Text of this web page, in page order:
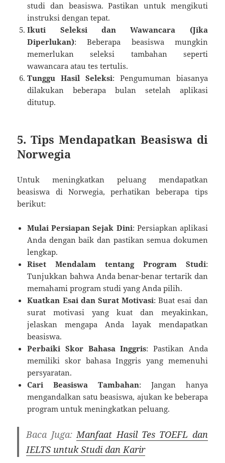
studi dan beasiswa. Pastikan untuk mengikuti
instruksi dengan tepat.
Ikuti Seleksi dan Wawancara (Jika
Diperlukan): Beberapa beasiswa mungkin
memerlukan seleksi tambahan seperti
wawancara atau tes tertulis.
Tunggu Hasil Seleksi: Pengumuman biasanya
dilakukan beberapa bulan setelah aplikasi
ditutup.
5. Tips Mendapatkan Beasiswa di
Norwegia
Untuk meningkatkan peluang mendapatkan
beasiswa di Norwegia, perhatikan beberapa tips
berikut:
Mulai Persiapan Sejak Dini: Persiapkan aplikasi
Anda dengan baik dan pastikan semua dokumen
lengkap.
Riset Mendalam tentang Program Studi:
Tunjukkan bahwa Anda benar-benar tertarik dan
memahami program studi yang Anda pilih.
Kuatkan Esai dan Surat Motivasi: Buat esai dan
surat motivasi yang kuat dan meyakinkan,
jelaskan mengapa Anda layak mendapatkan
beasiswa.
Perbaiki Skor Bahasa Inggris: Pastikan Anda
memiliki skor bahasa Inggris yang memenuhi
persyaratan.
Cari Beasiswa Tambahan: Jangan hanya
mengandalkan satu beasiswa, ajukan ke beberapa
program untuk meningkatkan peluang.
Baca Juga:Manfaat Hasil Tes TOEFL dan
IELTS untuk Studi dan Karir